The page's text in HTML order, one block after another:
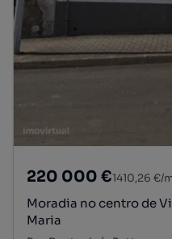
220 000 €1410,26 €/
Moradia no centro de
Maria